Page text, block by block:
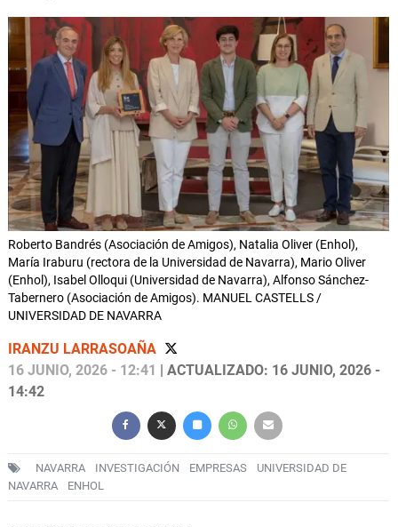
Roberto Bandrés (Asociación de Amigos), Natalia Oliver (Enhol),
María Iraburu (rectora de la Universidad de Navarra), Mario Oliver
(Enhol), Isabel Olloqui (Universidad de Navarra), Alfonso Sánchez-
Tabernero (Asociación de Amigos). MANUEL CASTELLS /
UNIVERSIDAD DE NAVARRA
IRANZU LARRASOAÑA
16 JUNIO, 2026 - 12:41
| ACTUALIZADO: 16 JUNIO, 2026 -
14:42
NAVARRA INVESTIGACIÓN EMPRESAS
UNIVERSIDAD DE
NAVARRA
ENHOL